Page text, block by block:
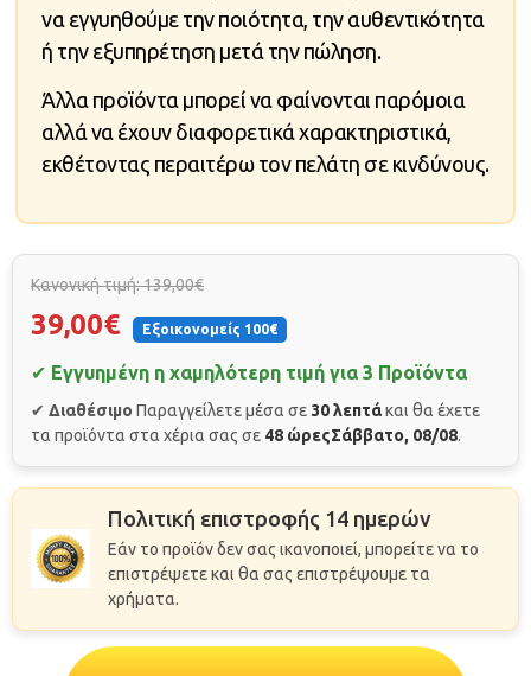
να εγγυηθούμε την ποιότητα, την αυθεντικότητα
ή την εξυπηρέτηση μετά την πώληση.
Άλλα προϊόντα μπορεί να φαίνονται παρόμοια
αλλά να έχουν διαφορετικά χαρακτηριστικά,
εκθέτοντας περαιτέρω τον πελάτη σε κινδύνους.
Κανονική τιμή: 139,00€
39,00€ Εξοικονομείς 100€
✔ Εγγυημένη η χαμηλότερη τιμή για 3 Προϊόντα
✔ Διαθέσιμο Παραγγείλετε μέσα σε 30 λεπτάκαι θα έχετε
τα προϊόντα στα χέρια σας σε 48 ώρεςΣάββατο, 08/08.
Πολιτική επιστροφής 14 ημερών
Εάν το προϊόν δεν σας ικανοποιεί, μπορείτε να το
επιστρέψετε και θα σας επιστρέψουμε τα
χρήματα.